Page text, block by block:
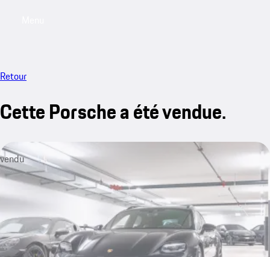
Retour
Cette Porsche a été vendue.
vendu